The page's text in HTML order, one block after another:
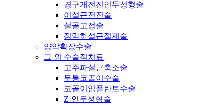
경구개전진인두성형술
이설근전진술
설골고정술
점막하설근절제술
양악확장수술
그 외 수술적치료
고주파설근축소술
무통코골이수술
코골이임플란트수술
Z-인두성형술